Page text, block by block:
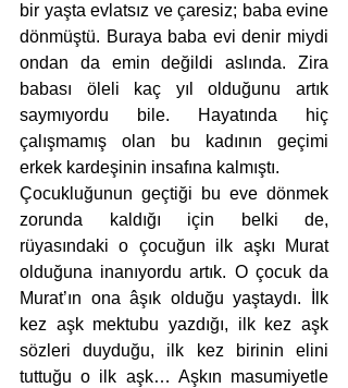
bir yaşta evlatsız ve çaresiz; baba evine
dönmüştü. Buraya baba evi denir miydi
ondan da emin değildi aslında. Zira
babası öleli kaç yıl olduğunu artık
saymıyordu bile. Hayatında hiç
çalışmamış olan bu kadının geçimi
erkek kardeşinin insafına kalmıştı.
Çocukluğunun geçtiği bu eve dönmek
zorunda kaldığı için belki de,
rüyasındaki o çocuğun ilk aşkı Murat
olduğuna inanıyordu artık. O çocuk da
Murat’ın ona âşık olduğu yaştaydı. İlk
kez aşk mektubu yazdığı, ilk kez aşk
sözleri duyduğu, ilk kez birinin elini
tuttuğu o ilk aşk… Aşkın masumiyetle